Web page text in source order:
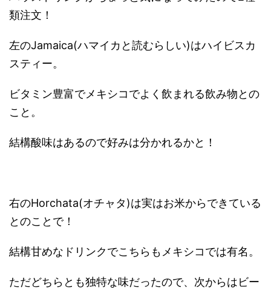
類注文！
左のJamaica(ハマイカと読むらしい)はハイビスカ
スティー。
ビタミン豊富でメキシコでよく飲まれる飲み物との
こと。
結構酸味はあるので好みは分かれるかと！
右のHorchata(オチャタ)は実はお米からできている
とのことで！
結構甘めなドリンクでこちらもメキシコでは有名。
ただどちらとも独特な味だったので、次からはビー